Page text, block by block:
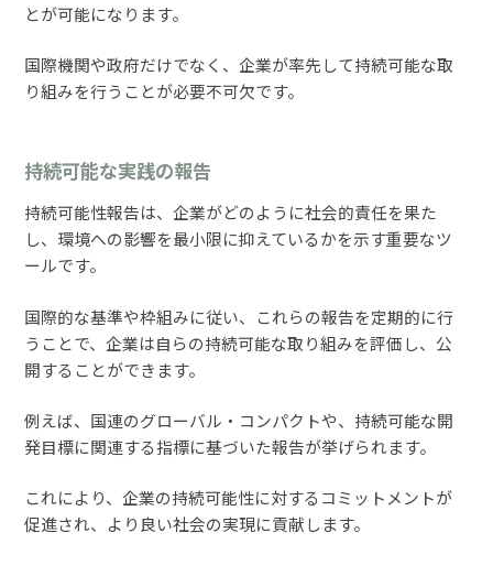
とが可能になります。
国際機関や政府だけでなく、企業が率先して持続可能な取
り組みを行うことが必要不可欠です。
持続可能な実践の報告
持続可能性報告は、企業がどのように社会的責任を果た
し、環境への影響を最小限に抑えているかを示す重要なツ
ールです。
国際的な基準や枠組みに従い、これらの報告を定期的に行
うことで、企業は自らの持続可能な取り組みを評価し、公
開することができます。
例えば、国連のグローバル・コンパクトや、持続可能な開
発目標に関連する指標に基づいた報告が挙げられます。
これにより、企業の持続可能性に対するコミットメントが
促進され、より良い社会の実現に貢献します。